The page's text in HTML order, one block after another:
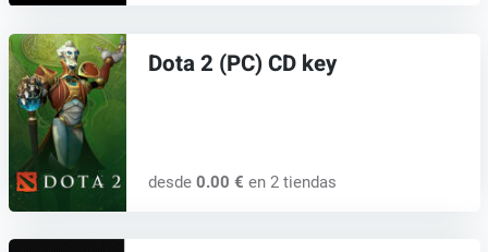
Dota 2 (PC) CD key
desde 0.00 € en 2 tiendas